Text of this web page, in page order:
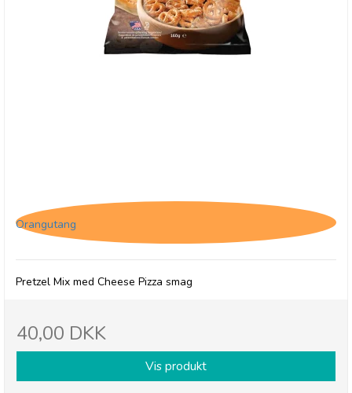
Orangutang
Pretzel Mix med Cheese Pizza smag
40,00 DKK
Vis produkt